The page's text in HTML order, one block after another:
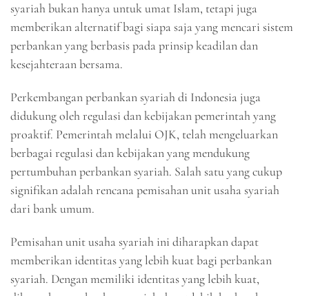
syariah bukan hanya untuk umat Islam, tetapi juga
memberikan alternatif bagi siapa saja yang mencari sistem
perbankan yang berbasis pada prinsip keadilan dan
kesejahteraan bersama.
Perkembangan perbankan syariah di Indonesia juga
didukung oleh regulasi dan kebijakan pemerintah yang
proaktif. Pemerintah melalui OJK, telah mengeluarkan
berbagai regulasi dan kebijakan yang mendukung
pertumbuhan perbankan syariah. Salah satu yang cukup
signifikan adalah rencana pemisahan unit usaha syariah
dari bank umum.
Pemisahan unit usaha syariah ini diharapkan dapat
memberikan identitas yang lebih kuat bagi perbankan
syariah. Dengan memiliki identitas yang lebih kuat,